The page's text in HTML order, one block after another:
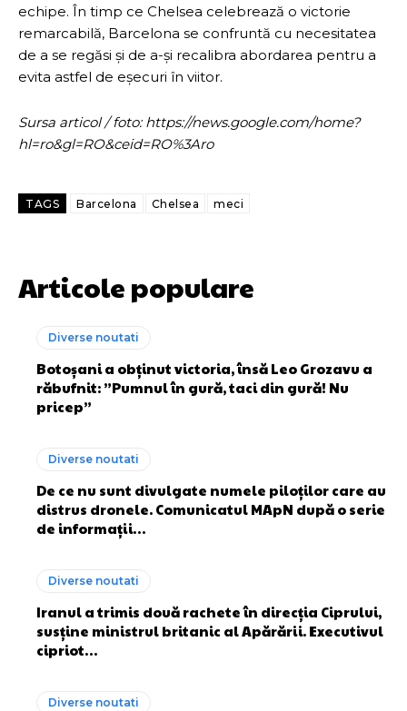
echipe. În timp ce Chelsea celebrează o victorie
remarcabilă, Barcelona se confruntă cu necesitatea
de a se regăsi și de a-și recalibra abordarea pentru a
evita astfel de eșecuri în viitor.
Sursa articol / foto: https://news.google.com/home?
hl=ro&gl=RO&ceid=RO%3Aro
TAGS Barcelona Chelsea meci
Articole populare
Diverse noutati
Botoșani a obținut victoria, însă Leo Grozavu a
răbufnit: ”Pumnul în gură, taci din gură! Nu
pricep”
Diverse noutati
De ce nu sunt divulgate numele piloților care au
distrus dronele. Comunicatul MApN după o serie
de informații…
Diverse noutati
Iranul a trimis două rachete în direcția Ciprului,
susține ministrul britanic al Apărării. Executivul
cipriot…
Diverse noutati